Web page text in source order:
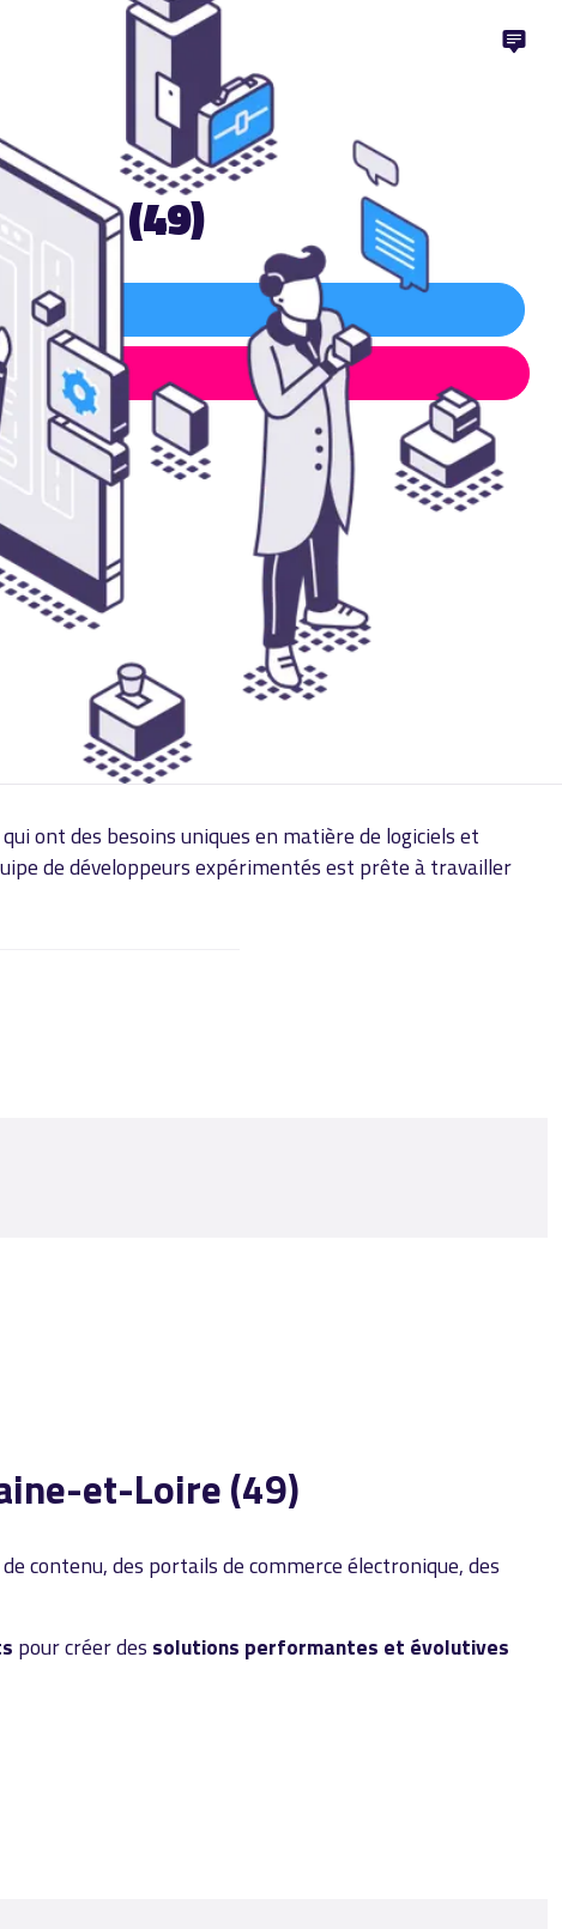
(49)
ont des besoins uniques en matière de logiciels et
de développeurs expérimentés est prête à travailler
et-Loire (49)
contenu, des portails de commerce électronique, des
pour créer des solutions performantes et évolutives